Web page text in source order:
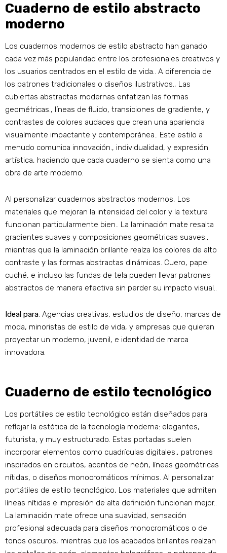
Cuaderno de estilo abstracto
moderno
Los cuadernos modernos de estilo abstracto han ganado
cada vez más popularidad entre los profesionales creativos y
los usuarios centrados en el estilo de vida.. A diferencia de
los patrones tradicionales o diseños ilustrativos., Las
cubiertas abstractas modernas enfatizan las formas
geométricas., líneas de fluido, transiciones de gradiente, y
contrastes de colores audaces que crean una apariencia
visualmente impactante y contemporánea.. Este estilo a
menudo comunica innovación., individualidad, y expresión
artística, haciendo que cada cuaderno se sienta como una
obra de arte moderno.
Al personalizar cuadernos abstractos modernos, Los
materiales que mejoran la intensidad del color y la textura
funcionan particularmente bien.. La laminación mate resalta
gradientes suaves y composiciones geométricas suaves.,
mientras que la laminación brillante realza los colores de alto
contraste y las formas abstractas dinámicas. Cuero, papel
cuché, e incluso las fundas de tela pueden llevar patrones
abstractos de manera efectiva sin perder su impacto visual..
Ideal para: Agencias creativas, estudios de diseño, marcas de
moda, minoristas de estilo de vida, y empresas que quieran
proyectar un moderno, juvenil, e identidad de marca
innovadora.
Cuaderno de estilo tecnológico
Los portátiles de estilo tecnológico están diseñados para
reflejar la estética de la tecnología moderna: elegantes,
futurista, y muy estructurado. Estas portadas suelen
incorporar elementos como cuadrículas digitales., patrones
inspirados en circuitos, acentos de neón, líneas geométricas
nítidas, o diseños monocromáticos mínimos. Al personalizar
portátiles de estilo tecnológico, Los materiales que admiten
líneas nítidas e impresión de alta definición funcionan mejor..
La laminación mate ofrece una suavidad, sensación
profesional adecuada para diseños monocromáticos o de
tonos oscuros, mientras que los acabados brillantes realzan